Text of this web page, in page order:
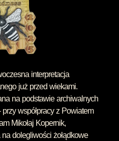
interpretacja
już przed wiekami.
na podstawie archiwalnych
współpracy z Powiatem
Mikołaj Kopernik,
dolegliwości żołądkowe